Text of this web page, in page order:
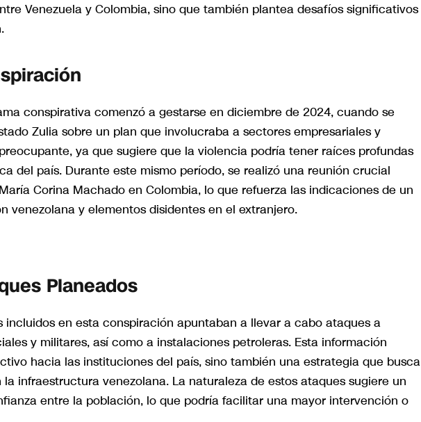
Venezuela y Colombia, sino que también plantea desafíos significativos
conspirativa comenzó a gestarse en diciembre de 2024, cuando se
Zulia sobre un plan que involucraba a sectores empresariales y
ya que sugiere que la violencia podría tener raíces profundas
del país. Durante este mismo período, se realizó una reunión crucial
Corina Machado en Colombia, lo que refuerza las indicaciones de un
venezolana y elementos disidentes en el extranjero.
Planeados
incluidos en esta conspiración apuntaban a llevar a cabo ataques a
y militares, así como a instalaciones petroleras. Esta información
hacia las instituciones del país, sino también una estrategia que busca
infraestructura venezolana. La naturaleza de estos ataques sugiere un
entre la población, lo que podría facilitar una mayor intervención o